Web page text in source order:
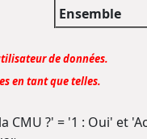
Ensemble
de données.
en tant que telles.
?' = '1 : Oui' et